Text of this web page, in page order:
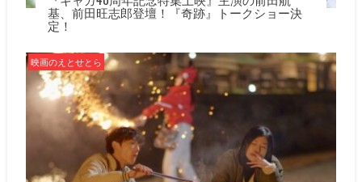
基、前田旺志郎登壇！『奇跡』トークショー決
定！
映画のえとせとら